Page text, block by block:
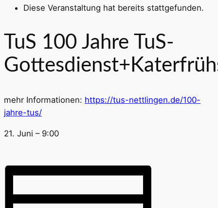
Diese Veranstaltung hat bereits stattgefunden.
TuS 100 Jahre TuS-
mehr Informationen: https://tus-nettlingen.de/100-
jahre-tus/
21. Juni – 9:00